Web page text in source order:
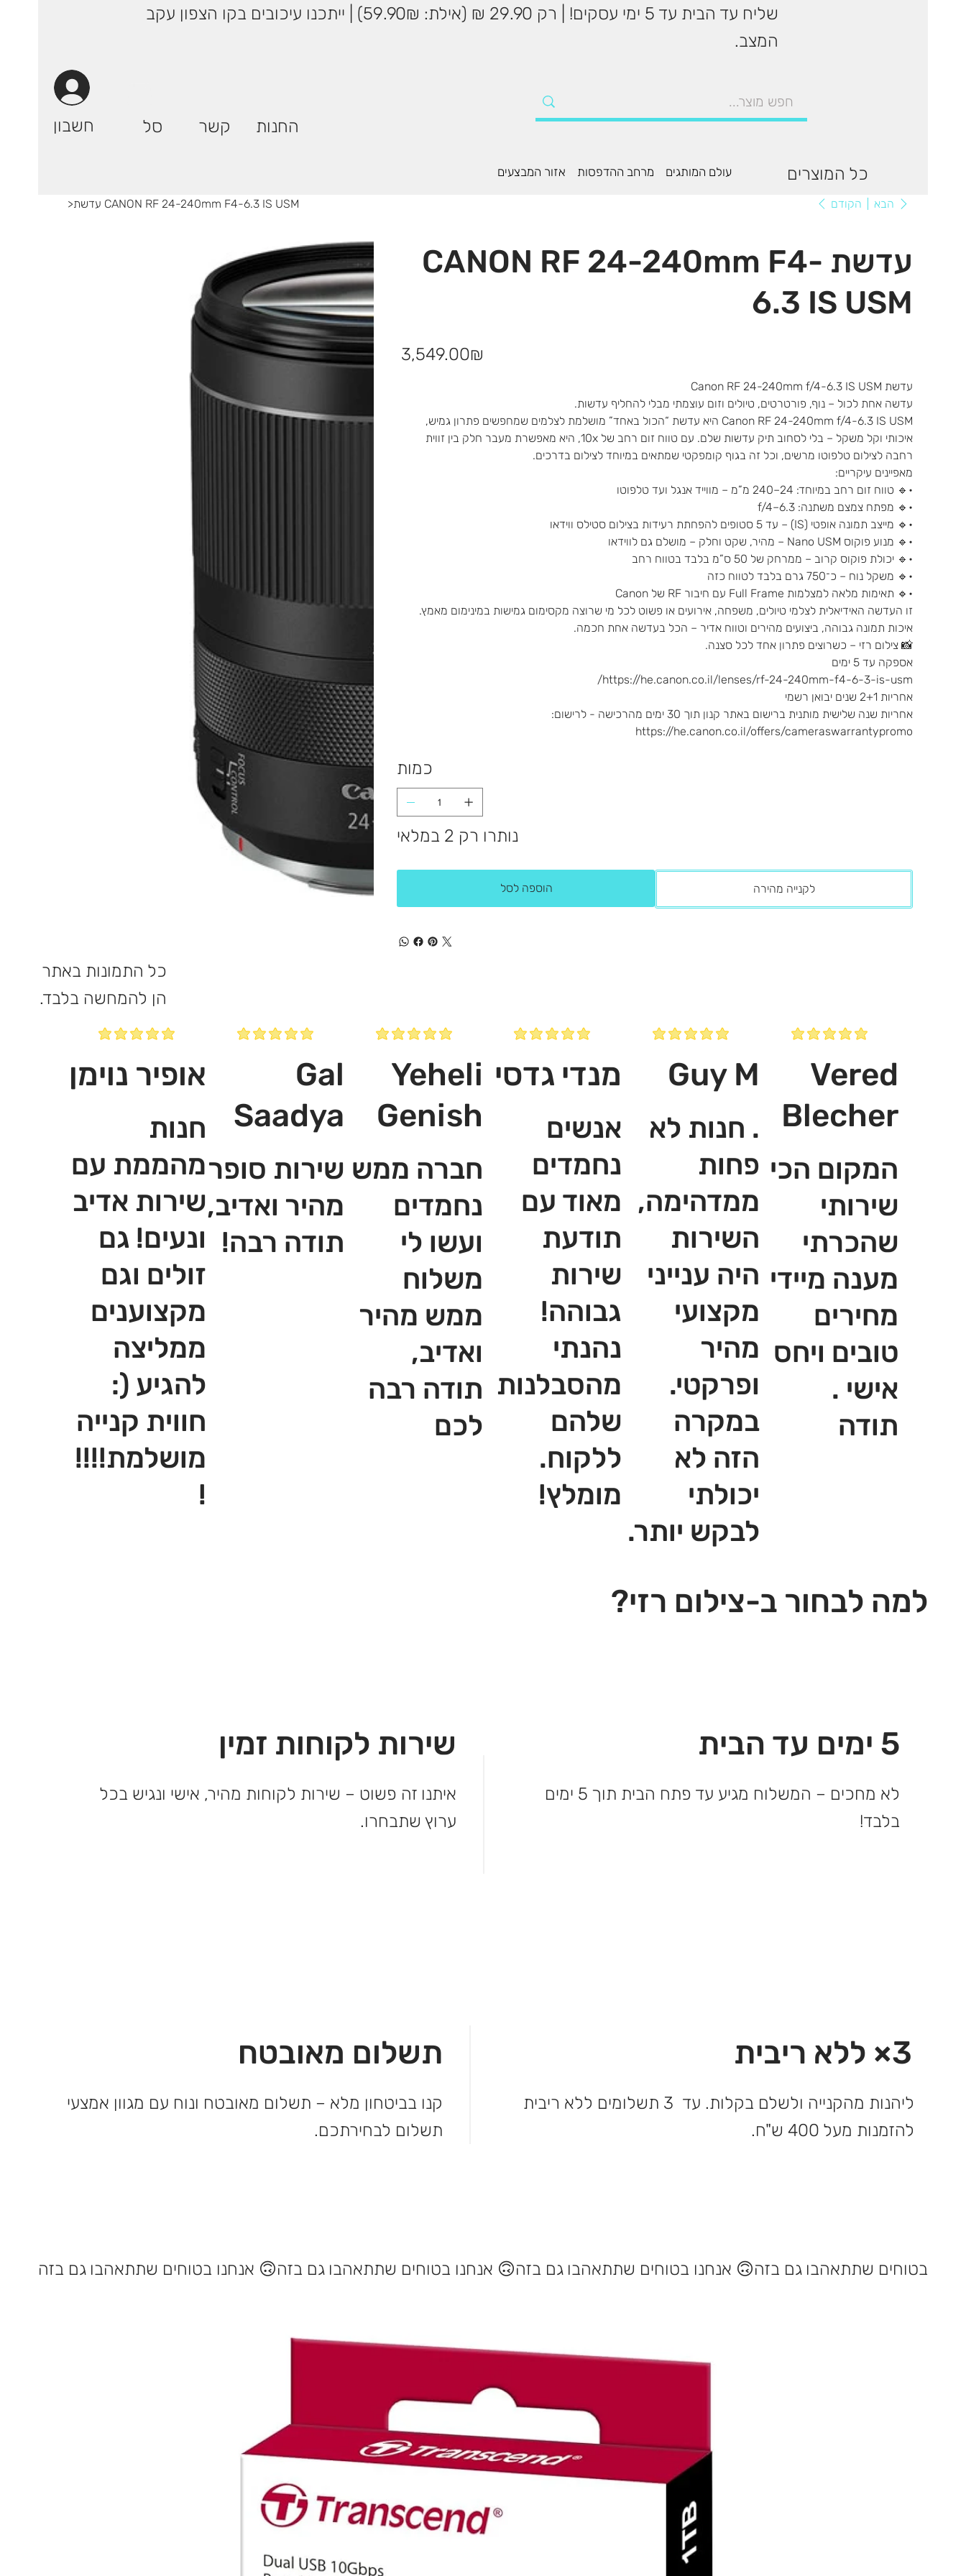
שליח עד הבית עד 5 ימי עסקים! | רק 29.90 ₪ (אילת: 59.90₪) | ייתכנו עיכובים בקו הצפון עקב
המצב.
חשבון סל קשר החנות
עולם המותגים מרחב ההדפסות אזור המבצעים כל המוצרים
> עדשת CANON RF 24-240mm F4-6.3 IS USM הקודם הבא
עדשת CANON RF 24-240mm F4-
6.3 IS USM
‏3,549.00 ‏₪
עדשת Canon RF 24-240mm f/4-6.3 IS USM
עדשה אחת לכול – נוף, פורטרטים, טיולים וזום עוצמתי מבלי להחליף עדשות.
Canon RF 24-240mm f/4-6.3 IS USM היא עדשת “הכול באחד” מושלמת לצלמים שמחפשים פתרון גמיש,
איכותי וקל משקל – בלי לסחוב תיק עדשות שלם. עם טווח זום רחב של 10x, היא מאפשרת מעבר חלק בין זווית
רחבה לצילום טלפוטו מרשים, וכל זה בגוף קומפקטי שמתאים במיוחד לצילום בדרכים.
מאפיינים עיקריים:
•🔹 טווח זום רחב במיוחד: 24–240 מ”מ – מווייד אנגל ועד טלפוטו
•🔹 מפתח צמצם משתנה: f/4–6.3
•🔹 מייצב תמונה אופטי (IS) – עד 5 סטופים להפחתת רעידות בצילום סטילס ווידאו
•🔹 מנוע פוקוס Nano USM – מהיר, שקט וחלק – מושלם גם לווידאו
•🔹 יכולת פוקוס קרוב – ממרחק של 50 ס”מ בלבד בטווח רחב
•🔹 משקל נוח – כ־750 גרם בלבד לטווח כזה
•🔹 תאימות מלאה למצלמות Full Frame עם חיבור RF של Canon
זו העדשה האידיאלית לצלמי טיולים, משפחה, אירועים או פשוט לכל מי שרוצה מקסימום גמישות במינימום מאמץ.
איכות תמונה גבוהה, ביצועים מהירים וטווח אדיר – הכל בעדשה אחת חכמה.
📸 צילום רזי – כשרוצים פתרון אחד לכל סצנה.
אספקה עד 5 ימים
https://he.canon.co.il/lenses/rf-24-240mm-f4-6-3-is-usm/
אחריות 2+1 שנים יבואן רשמי
אחריות שנה שלישית מותנית ברישום באתר קנון תוך 30 ימים מהרכישה - לרישום:
https://he.canon.co.il/offers/cameraswarrantypromo
כמות
נותרו רק 2 במלאי
הוספה לסל לקנייה מהירה
כל התמונות באתר
הן להמחשה בלבד.
אופיר נוימן
חנות
מהממת עם
שירות אדיב
ונעים! גם
זולים וגם
מקצוענים
ממליצה
להגיע (:
חווית קנייה
מושלמת!!!!
!‎
Gal
Saadya
שירות סופר
מהיר ואדיב,
תודה רבה!
Yeheli
Genish
חברה ממש
נחמדים
ועשו לי
משלוח
ממש מהיר
ואדיב,
תודה רבה
לכם
מנדי גדסי
אנשים
נחמדים
מאוד עם
תודעת
שירות
גבוהה!
נהנתי
מהסבלנות
שלהם
ללקוח.
מומלץ!
Guy M
. חנות לא
פחות
ממדהימה,
השירות
היה ענייני
מקצועי
מהיר
ופרקטי.
במקרה
הזה לא
יכולתי
לבקש יותר.
Vered
Blecher
המקום הכי
שירותי
שהכרתי
מענה מיידי
מחירים
טובים ויחס
אישי .
תודה
למה לבחור ב-צילום רזי?
שירות לקוחות זמין
איתנו זה פשוט – שירות לקוחות מהיר, אישי ונגיש בכל
ערוץ שתבחרו.
5 ימים עד הבית
לא מחכים – המשלוח מגיע עד פתח הבית תוך 5 ימים
בלבד!
תשלום מאובטח
קנו בביטחון מלא – תשלום מאובטח ונוח עם מגוון אמצעי
תשלום לבחירתכם.
3× ללא ריבית
ליהנות מהקנייה ולשלם בקלות. עד 3 תשלומים ללא ריבית
להזמנות מעל 400 ש"ח.
אנחנו בטוחים שתתאהבו גם בזה 🙃